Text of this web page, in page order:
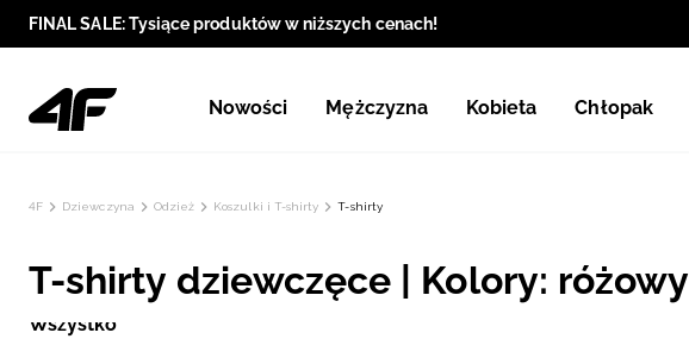
FINAL SALE: Tysiące produktów w niższych cenach!
Nowości Mężczyzna Kobieta Chłopak
4F Dziewczyna Odzież Koszulki i T-shirty T-shirty
T-shirty dziewczęce | Kolory: różowy
Wszystko